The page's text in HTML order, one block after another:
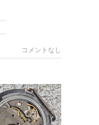
コメントなし